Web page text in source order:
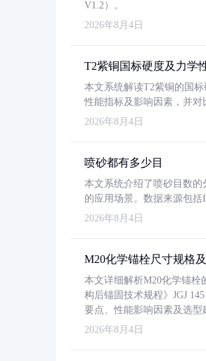
V1.2）。
2026年8月4日
T2紫铜国标硬度及力学
本文系统解读T2紫铜的国
性能指标及影响因素，并对
2026年8月4日
喷砂都有多少目
本文系统介绍了喷砂目数的
的应用场景。数据来源包括
2026年8月4日
M20化学锚栓尺寸规格
本文详细解析M20化学锚
构后锚固技术规程》JGJ
要点、性能影响因素及选型
2026年8月4日